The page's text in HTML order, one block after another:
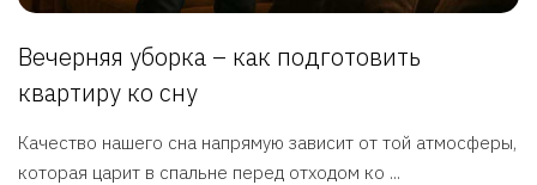
Вечерняя уборка – как подготовить
квартиру ко сну
Качество нашего сна напрямую зависит от той атмосферы,
которая царит в спальне перед отходом ко ...